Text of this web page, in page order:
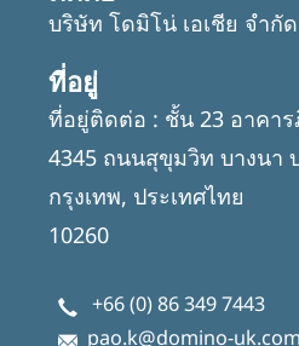
บริษัท โดมิโน่ เอเชีย จำกัด
ที่อยู่
ที่อยู่ติดต่อ : ชั้น 23 อาคา
4345 ถนนสุขุมวิท บางนา
กรุงเทพ, ประเทศไทย
10260
+66 (0) 86 349 7443
pao.k@domino-uk.com